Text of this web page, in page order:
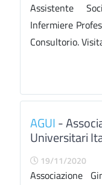
Assistente
Infermiere
Consultorio.
AGUI-
Universitari
19/11/2020
Associazione